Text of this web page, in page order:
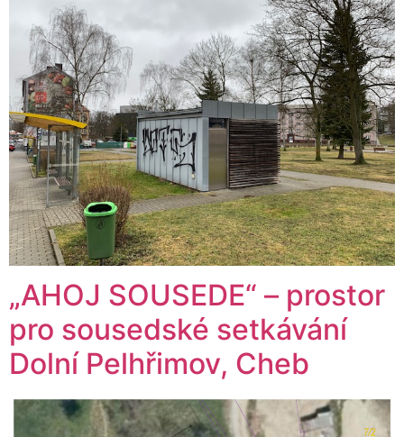
„AHOJ SOUSEDE“ – prostor
pro sousedské setkávání
Dolní Pelhřimov, Cheb